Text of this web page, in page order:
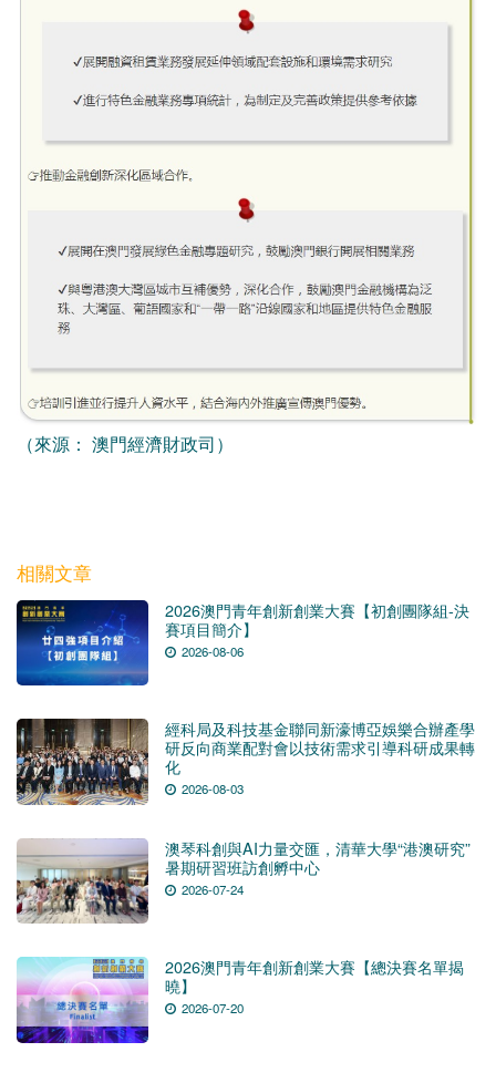
（來源： 澳門經濟財政司）
相關文章
2026澳門青年創新創業大賽【初創團隊組-決
賽項目簡介】
2026-08-06
經科局及科技基金聯同新濠博亞娛樂合辦產學
研反向商業配對會以技術需求引導科研成果轉
化
2026-08-03
澳琴科創與AI力量交匯，清華大學“港澳研究”
暑期研習班訪創孵中心
2026-07-24
2026澳門青年創新創業大賽【總決賽名單揭
曉】
2026-07-20